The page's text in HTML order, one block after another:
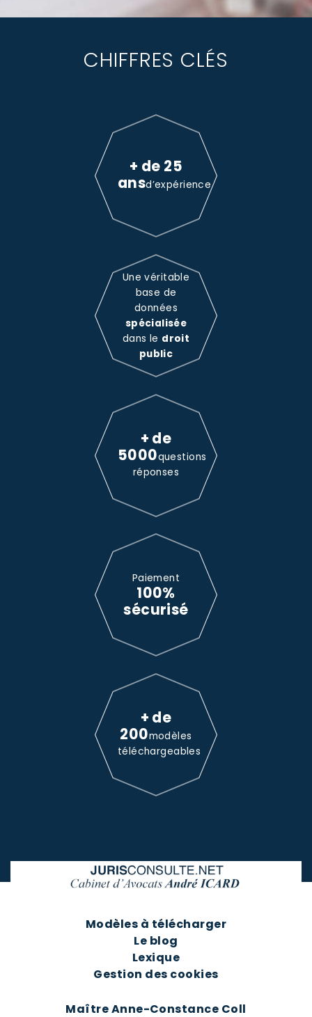
CHIFFRES CLÉS
+ de 25
ansd’expérience
Une véritable
base de
données
spécialisée
dans le droit
public
+ de
5000questions
réponses
Paiement
100%
sécurisé
+ de
200modèles
téléchargeables
Modèles à télécharger
Le blog
Lexique
Gestion des cookies
Maître Anne-Constance Coll